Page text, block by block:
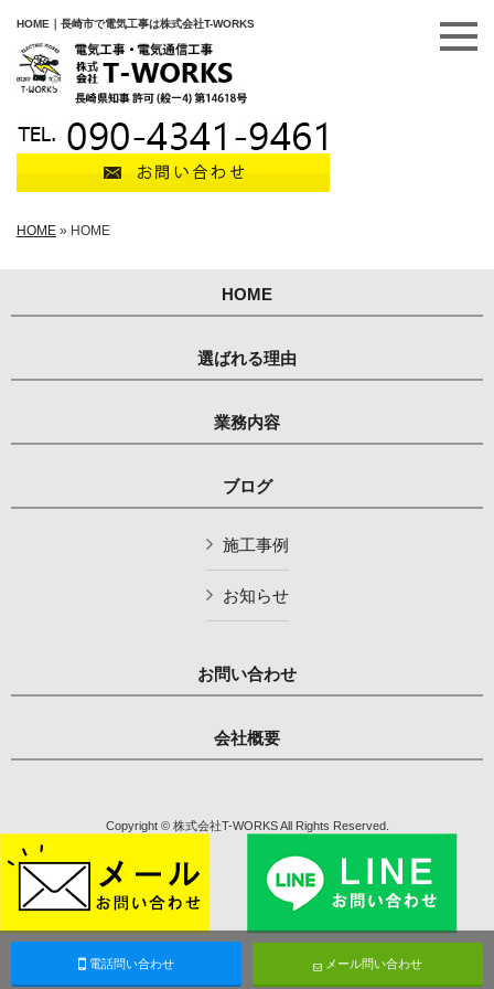
HOME｜長崎市で電気工事は株式会社T-WORKS
HOME » HOME
HOME
選ばれる理由
業務内容
ブログ
施工事例
お知らせ
お問い合わせ
会社概要
Copyright © 株式会社T-WORKS All Rights Reserved.
電話問い合わせ メール問い合わせ